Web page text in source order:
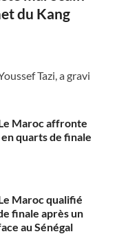
du Kang
Tazi, a gravi
Maroc affronte
quarts de finale
Maroc qualifié
finale après un
au Sénégal